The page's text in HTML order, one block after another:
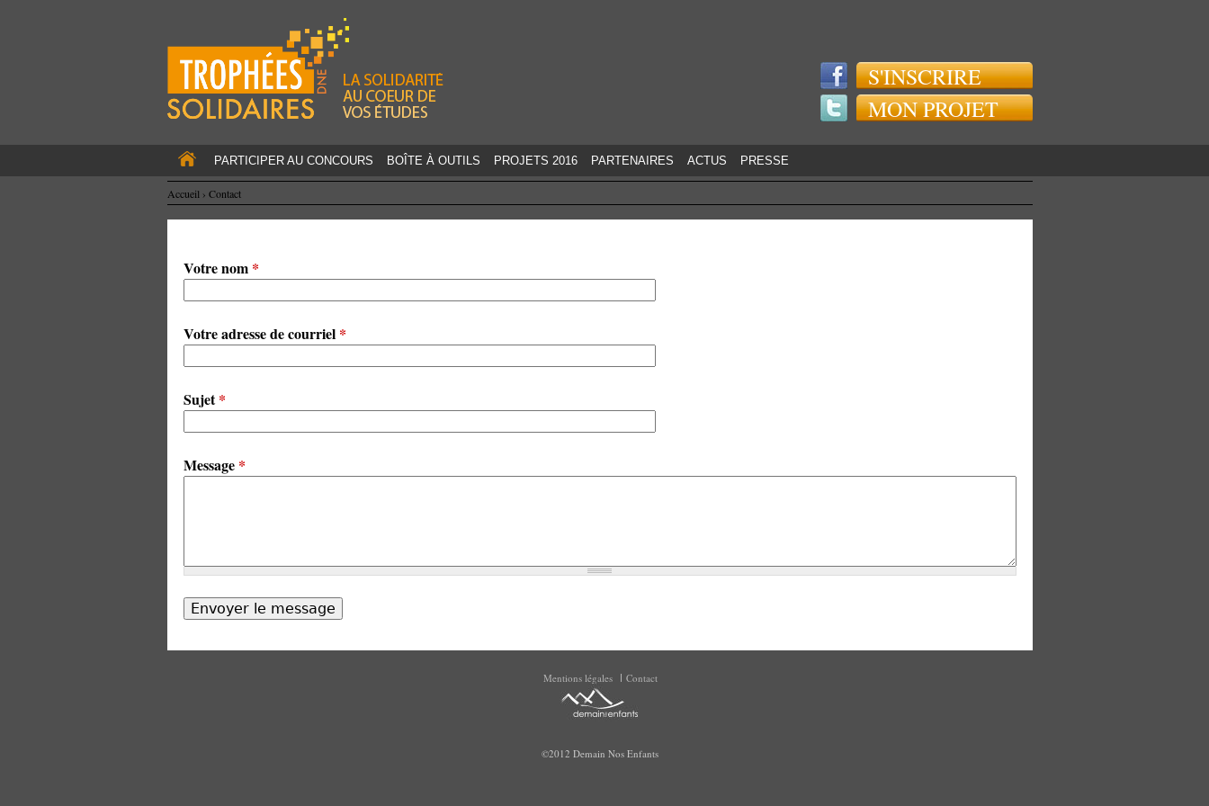
S'INSCRIRE
MON PROJET
PARTICIPER AU CONCOURS BOÎTE À OUTILS PROJETS 2016 PARTENAIRES ACTUS PRESSE
Accueil › Contact
Votre nom *
Votre adresse de courriel *
Sujet*
Message *
Mentions légales Contact
©2012 Demain Nos Enfants